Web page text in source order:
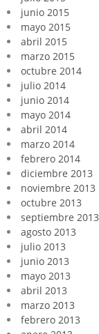
junio 2015
mayo 2015
abril 2015
marzo 2015
octubre 2014
julio 2014
junio 2014
mayo 2014
abril 2014
marzo 2014
febrero 2014
diciembre 2013
noviembre 2013
octubre 2013
septiembre 2013
agosto 2013
julio 2013
junio 2013
mayo 2013
abril 2013
marzo 2013
febrero 2013